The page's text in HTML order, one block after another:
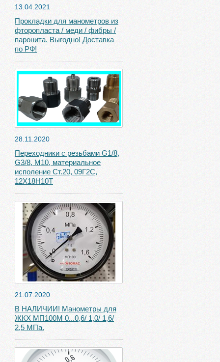
13.04.2021
Прокладки для манометров из
фторопласта / меди / фибры /
паронита. Выгодно! Доставка
по РФ!
28.11.2020
Переходники с резьбами G1/8,
G3/8, М10, материальное
исполение Ст.20, 09Г2С,
12Х18Н10Т
21.07.2020
В НАЛИЧИИ! Манометры для
ЖКХ МП100М 0...0,6/ 1,0/ 1,6/
2,5 МПа.